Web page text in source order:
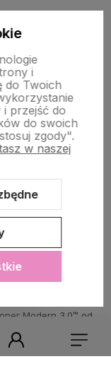
- PINK BOX®
Modern 3.0™ od
i
do Twoich
przejść do
do swoich
zgody".
w naszej